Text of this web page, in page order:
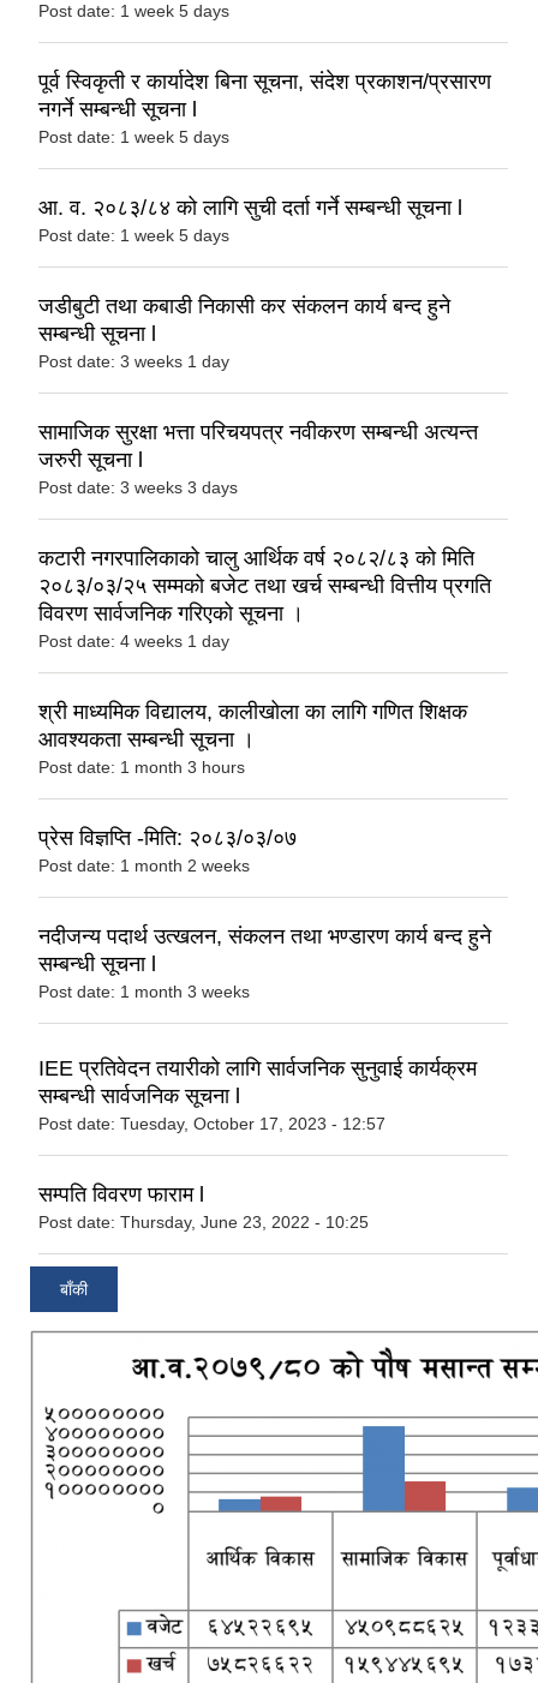
Post date: 1 week 5 days
पूर्व स्विकृती र कार्यादेश बिना सूचना, संदेश प्रकाशन/प्रसारण
नगर्ने सम्बन्धी सूचना l
Post date: 1 week 5 days
आ. व. २०८३/८४ को लागि सुची दर्ता गर्ने सम्बन्धी सूचना l
Post date: 1 week 5 days
जडीबुटी तथा कबाडी निकासी कर संकलन कार्य बन्द हुने
सम्बन्धी सूचना l
Post date: 3 weeks 1 day
सामाजिक सुरक्षा भत्ता परिचयपत्र नवीकरण सम्बन्धी अत्यन्त
जरुरी सूचना l
Post date: 3 weeks 3 days
कटारी नगरपालिकाको चालु आर्थिक वर्ष २०८२/८३ को मिति
२०८३/०३/२५ सम्मको बजेट तथा खर्च सम्बन्धी वित्तीय प्रगति
विवरण सार्वजनिक गरिएको सूचना ।
Post date: 4 weeks 1 day
श्री माध्यमिक विद्यालय, कालीखोला का लागि गणित शिक्षक
आवश्यकता सम्बन्धी सूचना ।
Post date: 1 month 3 hours
प्रेस विज्ञप्ति -मिति: २०८३/०३/०७
Post date: 1 month 2 weeks
नदीजन्य पदार्थ उत्खलन, संकलन तथा भण्डारण कार्य बन्द हुने
सम्बन्धी सूचना l
Post date: 1 month 3 weeks
IEE प्रतिवेदन तयारीको लागि सार्वजनिक सुनुवाई कार्यक्रम
सम्बन्धी सार्वजनिक सूचना l
Post date: Tuesday, October 17, 2023 - 12:57
सम्पति विवरण फाराम l
Post date: Thursday, June 23, 2022 - 10:25
बाँकी